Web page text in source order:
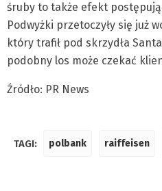
śruby to także efekt
Podwyżki przetoczyły się już
który trafił pod skrzydła
podobny los może czekać
Źródło: PR News
TAGI: polbank raiffeisen